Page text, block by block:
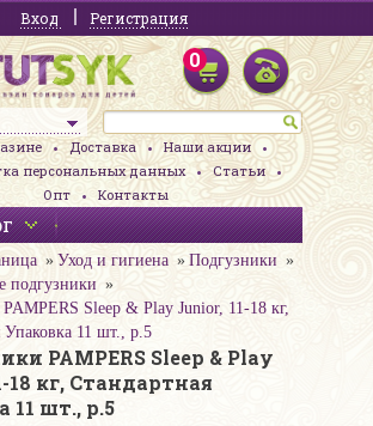
Вход Регистрация
0
Доставка
Наши акции
персональных данных
Статьи
Опт
Контакты
Уход и гигиена
Подгузники
подгузники
Sleep & Play Junior, 11-18 кг,
Упаковка 11 шт., р.5
PAMPERS Sleep & Play
18 кг, Стандартная
11 шт., р.5